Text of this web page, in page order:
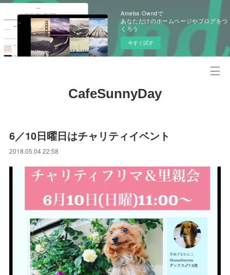
Ameba Owndで
あなただけのホームページやブログをつ
くろう
今すぐ試す
CafeSunnyDay
6／10日曜日はチャリティイベント
2018.05.04 22:58